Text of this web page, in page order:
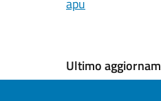
apu
Ultimo